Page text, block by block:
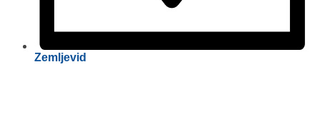
Zemljevid